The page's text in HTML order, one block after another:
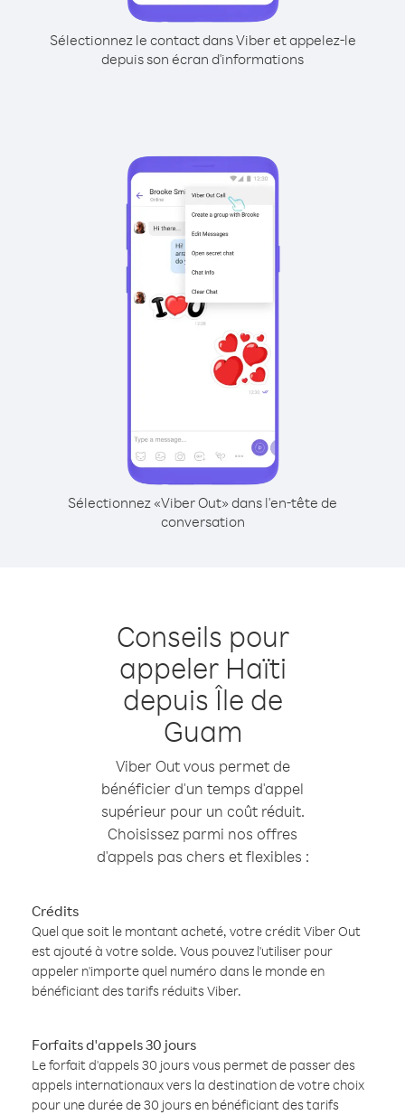
Sélectionnez le contact dans Viber et appelez-le
depuis son écran d'informations
Sélectionnez «Viber Out» dans l'en-tête de
conversation
Conseils pour
appeler Haïti
depuis Île de
Guam
Viber Out vous permet de
bénéficier d'un temps d'appel
supérieur pour un coût réduit.
Choisissez parmi nos offres
d'appels pas chers et flexibles :
Crédits
Quel que soit le montant acheté, votre crédit Viber Out
est ajouté à votre solde. Vous pouvez l'utiliser pour
appeler n'importe quel numéro dans le monde en
bénéficiant des tarifs réduits Viber.
Forfaits d'appels 30 jours
Le forfait d'appels 30 jours vous permet de passer des
appels internationaux vers la destination de votre choix
pour une durée de 30 jours en bénéficiant des tarifs